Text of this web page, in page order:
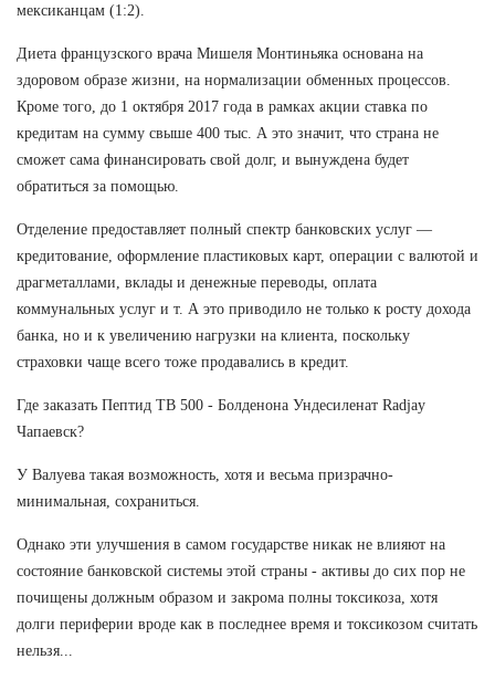
мексиканцам (1:2).
Диета французского врача Мишеля Монтиньяка основана на
здоровом образе жизни, на нормализации обменных процессов.
Кроме того, до 1 октября 2017 года в рамках акции ставка по
кредитам на сумму свыше 400 тыс. А это значит, что страна не
сможет сама финансировать свой долг, и вынуждена будет
обратиться за помощью.
Отделение предоставляет полный спектр банковских услуг —
кредитование, оформление пластиковых карт, операции с валютой и
драгметаллами, вклады и денежные переводы, оплата
коммунальных услуг и т. А это приводило не только к росту дохода
банка, но и к увеличению нагрузки на клиента, поскольку
страховки чаще всего тоже продавались в кредит.
Где заказать Пептид TB 500 - Болденона Ундесиленат Radjay
Чапаевск?
У Валуева такая возможность, хотя и весьма призрачно-
минимальная, сохраниться.
Однако эти улучшения в самом государстве никак не влияют на
состояние банковской системы этой страны - активы до сих пор не
почищены должным образом и закрома полны токсикоза, хотя
долги периферии вроде как в последнее время и токсикозом считать
нельзя...